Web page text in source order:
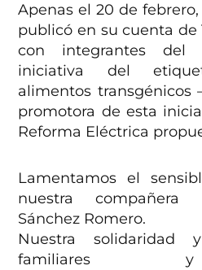
Apenas el 20 de
publicó en su cuenta
con integrantes del
iniciativa del
alimentos transgénicos
promotora de esta
Reforma Eléctrica
Lamentamos el
nuestra compañera
Sánchez Romero.
Nuestra
familiares